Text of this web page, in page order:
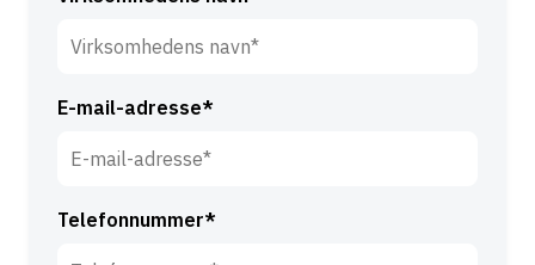
*n
*
E-mail-adresse*
Telefonnummer*